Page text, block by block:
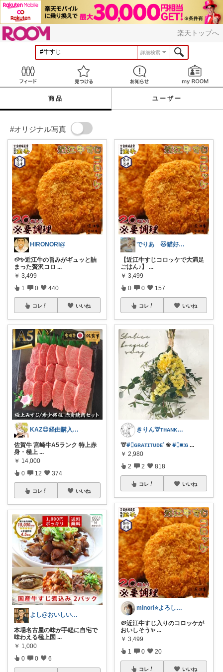
楽天トップへ
詳細検索
見つける お知らせ
商品 ユーザー
#オリジナル写真
HIRONORI@
🥔✨近江牛の旨みがギュッと詰
まった贅沢コロ ...
￥ 3,499
1 0 440
コレ いいね
KAZ😊経由購入ありがとうございます✨
佐賀牛 宮崎牛A5ランク 特上赤
身・極上 ...
￥ 14,000
0 12 374
コレ いいね
よし@おいしいもの大好き
本場名古屋の味が手軽に自宅で
味わえる極上国 ...
￥ 1,000
0 0 6
でりあ 🐱猫好きのグルメ
【近江牛すじコロッケで大満足
ごはん♪】 ...
￥ 3,499
0 0 157
コレ いいね
きりん🦒ᴛʜᴀɴᴋs ᴀʟᴡᴀʏs.
🦒#⃞ɢʀᴀᴛɪᴛᴜᴅᴇᱸ ❀ #⃞■ᱺɢ ...
￥ 2,980
2 2 818
コレ いいね
minori⭐️よろしくお願いします💕
🥔近江牛すじ入りのコロッケが
おいしそう✨ ...
￥ 3,499
1 0 20
コレ いいね